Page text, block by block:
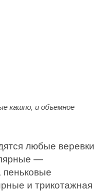
кашпо, и объемное
любые веревки
—
и трикотажная